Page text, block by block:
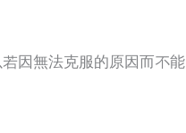
因無法克服的原因而不能